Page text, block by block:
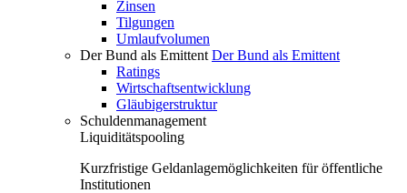
Zinsen
Tilgungen
Umlaufvolumen
Der Bund als Emittent Der Bund als Emittent
Ratings
Wirtschaftsentwicklung
Gläubigerstruktur
Schuldenmanagement
Liquiditätspooling
Kurzfristige Geldanlagemöglichkeiten für öffentliche
Institutionen